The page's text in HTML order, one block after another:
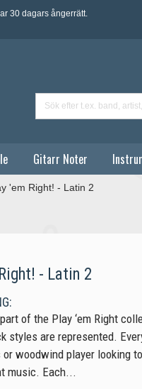
30 dagars ångerrätt.
Gitarr Noter
'em Right! - Latin 2
- Latin 2
of the Play ‘em Right
styles are represented.
woodwind player looking
music. Each...